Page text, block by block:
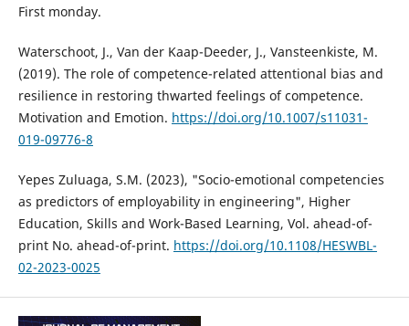
First monday.
Waterschoot, J., Van der Kaap-Deeder, J., Vansteenkiste, M.
(2019). The role of competence-related attentional bias and
resilience in restoring thwarted feelings of competence.
Motivation and Emotion. https://doi.org/10.1007/s11031-
019-09776-8
Yepes Zuluaga, S.M. (2023), "Socio-emotional competencies
as predictors of employability in engineering", Higher
Education, Skills and Work-Based Learning, Vol. ahead-of-
print No. ahead-of-print. https://doi.org/10.1108/HESWBL-
02-2023-0025